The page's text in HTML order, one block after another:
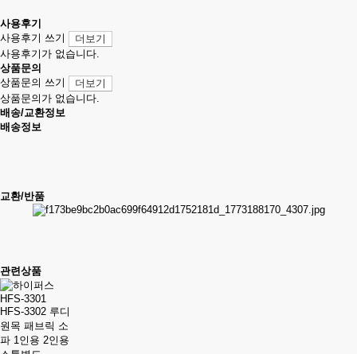
사용후기
사용후기 쓰기
더보기
사용후기가 없습니다.
상품문의
상품문의 쓰기
더보기
상품문의가 없습니다.
배송/교환정보
배송정보
교환/반품
관련상품